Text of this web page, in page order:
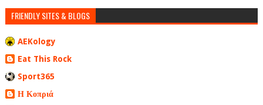
FRIENDLY SITES & BLOGS
AEKology
Eat This Rock
Sport365
Η Κοπριά